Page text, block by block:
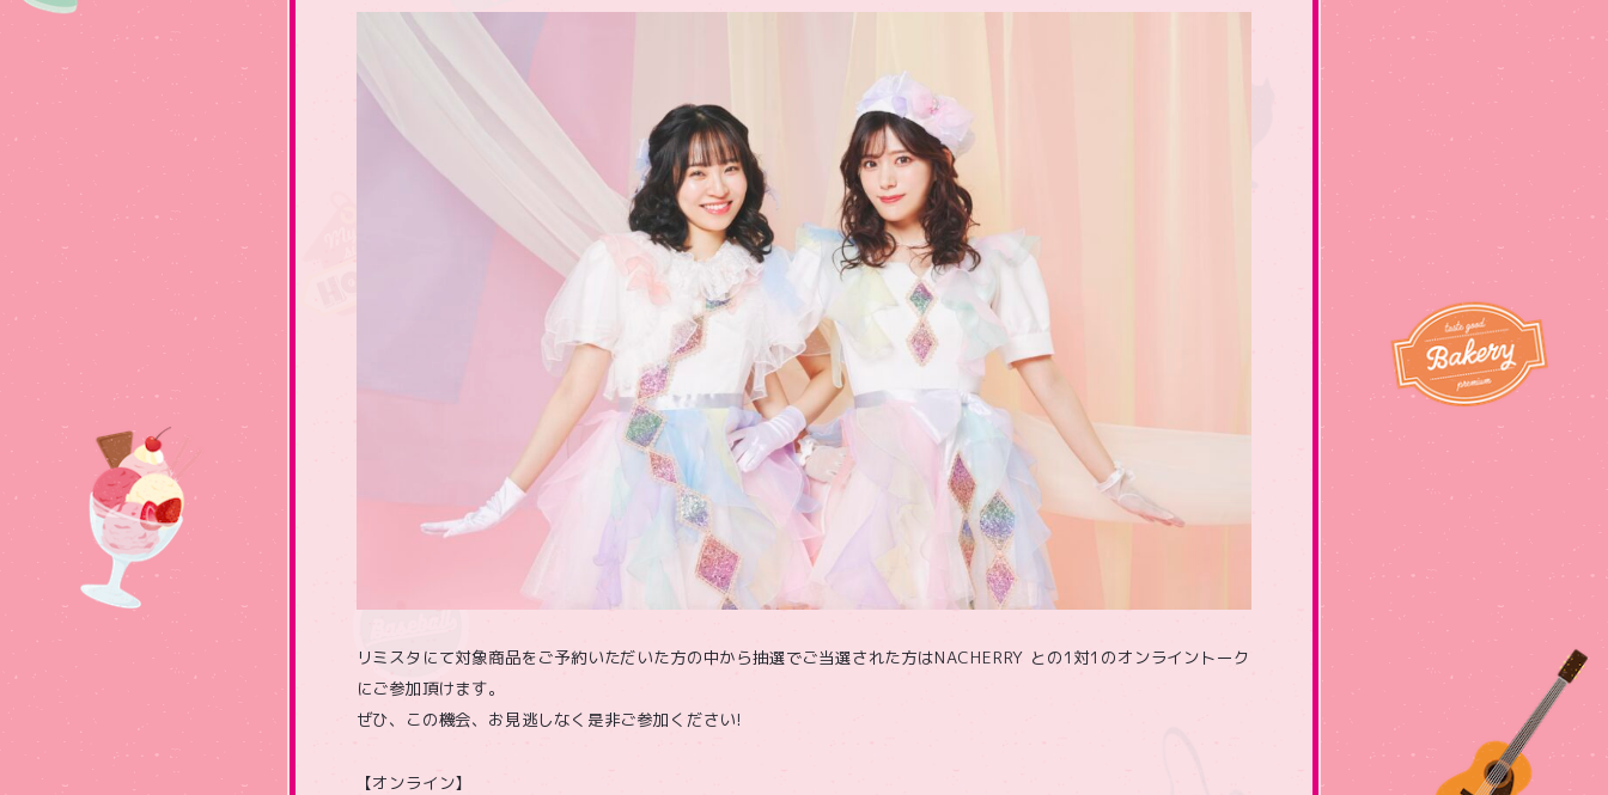
リミスタにて対象商品をご予約いただいた方の中から抽選でご当選された方はNACHERRY との1対1のオンライントーク
にご参加頂けます。
ぜひ、この機会、お見逃しなく是非ご参加ください!
【オンライン】